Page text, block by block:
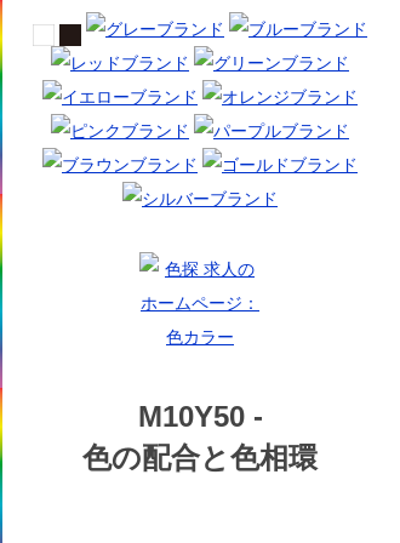
M10Y50 -
色の配合と色相環